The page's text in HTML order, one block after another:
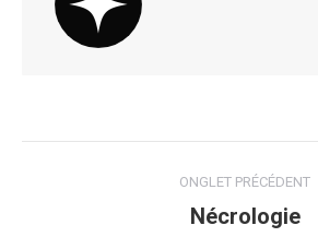
ONGLET PRÉCÉDENT
Onglet
Nécrologie